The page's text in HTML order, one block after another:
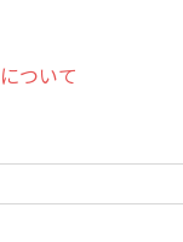
ついて